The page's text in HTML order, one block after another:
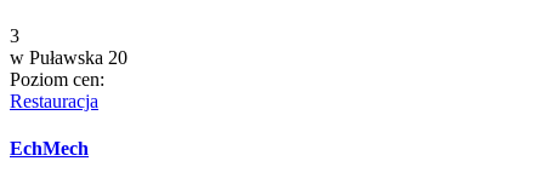
3
w Puławska 20
Poziom cen:
Restauracja
EchMech